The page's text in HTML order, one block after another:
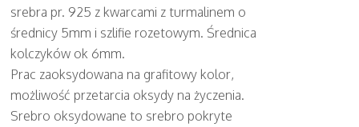
srebra pr. 925 z kwarcami z turmalinem o
średnicy 5mm i szlifie rozetowym. Średnica
kolczyków ok 6mm.
Prac zaoksydowana na grafitowy kolor,
możliwość przetarcia oksydy na życzenia.
Srebro oksydowane to srebro pokryte